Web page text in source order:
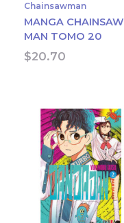
Chainsawman
MANGA CHAINSAW
MAN TOMO 20
$20.70